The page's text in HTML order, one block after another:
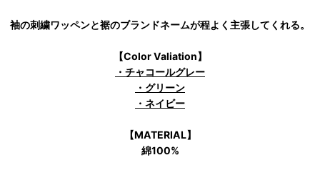
袖の刺繍ワッペンと裾のブランドネームが程よく主張してくれる。
【Color Valiation】
・チャコールグレー
・グリーン
・ネイビー
【MATERIAL】
綿100%